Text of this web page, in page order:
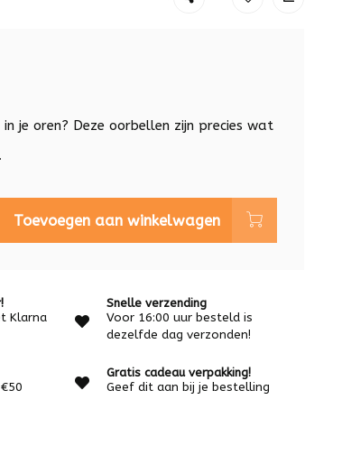
je oren? Deze oorbellen zijn precies wat
Toevoegen aan winkelwagen
Klarna
Snelle verzending
Voor 16:00 uur besteld is
dezelfde dag verzonden!
Gratis cadeau verpakking!
Geef dit aan bij je bestelling